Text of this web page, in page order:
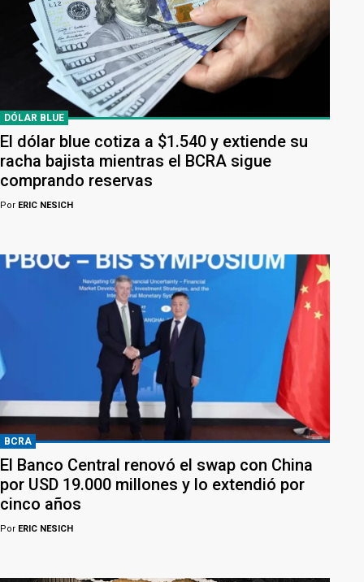
DÓLAR BLUE
El dólar blue cotiza a $1.540 y extiende su
racha bajista mientras el BCRA sigue
comprando reservas
Por ERIC NESICH
BCRA
El Banco Central renovó el swap con China
por USD 19.000 millones y lo extendió por
cinco años
Por ERIC NESICH